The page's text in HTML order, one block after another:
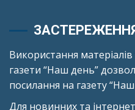
Використання
газети “Наш день”
посилання на газету
Для новинних та